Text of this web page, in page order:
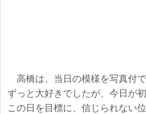
高橋は、当日の模様を写真付
ずっと大好きでしたが、今日が
この日を目標に、信じられない